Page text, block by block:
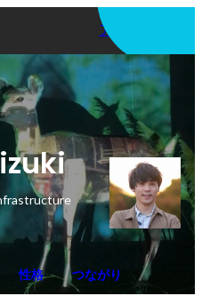
アプリを使う
性格 つながり